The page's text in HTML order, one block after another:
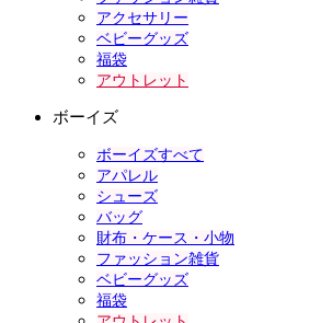
アクセサリー
ベビーグッズ
福袋
アウトレット
ボーイズ
ボーイズすべて
アパレル
シューズ
バッグ
財布・ケース・小物
ファッション雑貨
ベビーグッズ
福袋